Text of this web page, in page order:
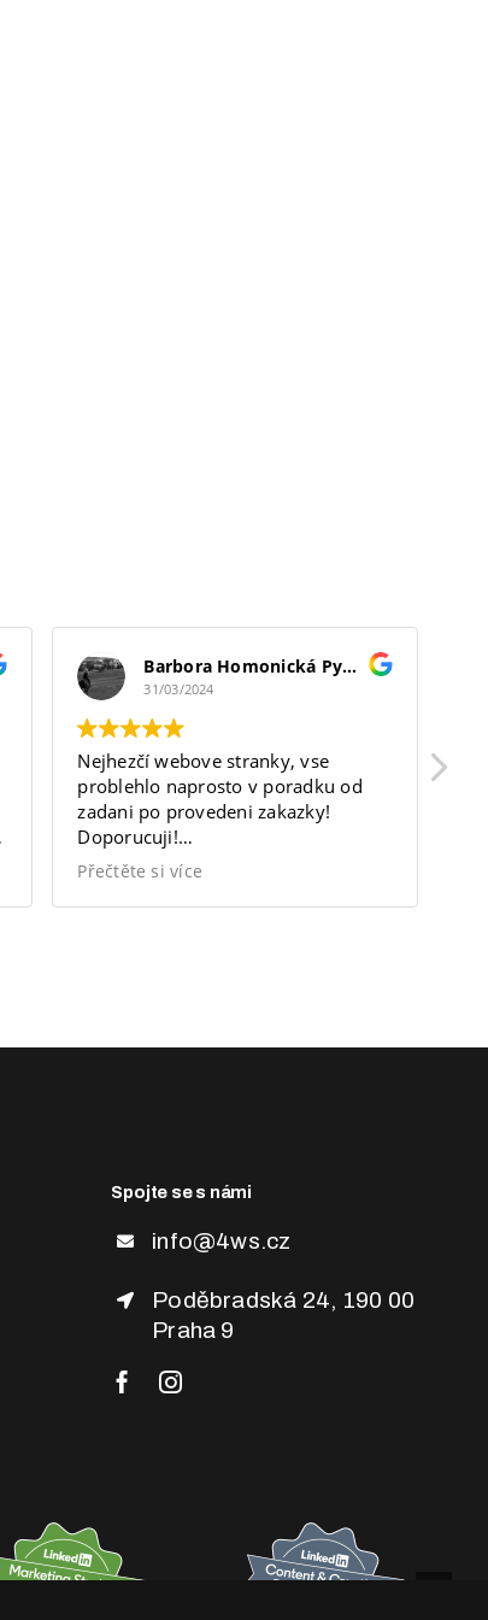
Barbora Homonická Pyšková
31/03/2024
Nejhezčí webove stranky, vse
problehlo naprosto v poradku od
zadani po provedeni zakazky!
Doporucuji!
https://bodytherapist.cz/
Přečtěte si více
Spojte se s námi
info@4ws.cz
Poděbradská 24, 190 00
Praha 9